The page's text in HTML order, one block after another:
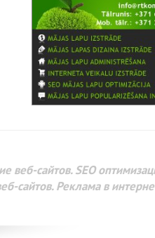
SEO оптимизация сайта для
в интернете Google